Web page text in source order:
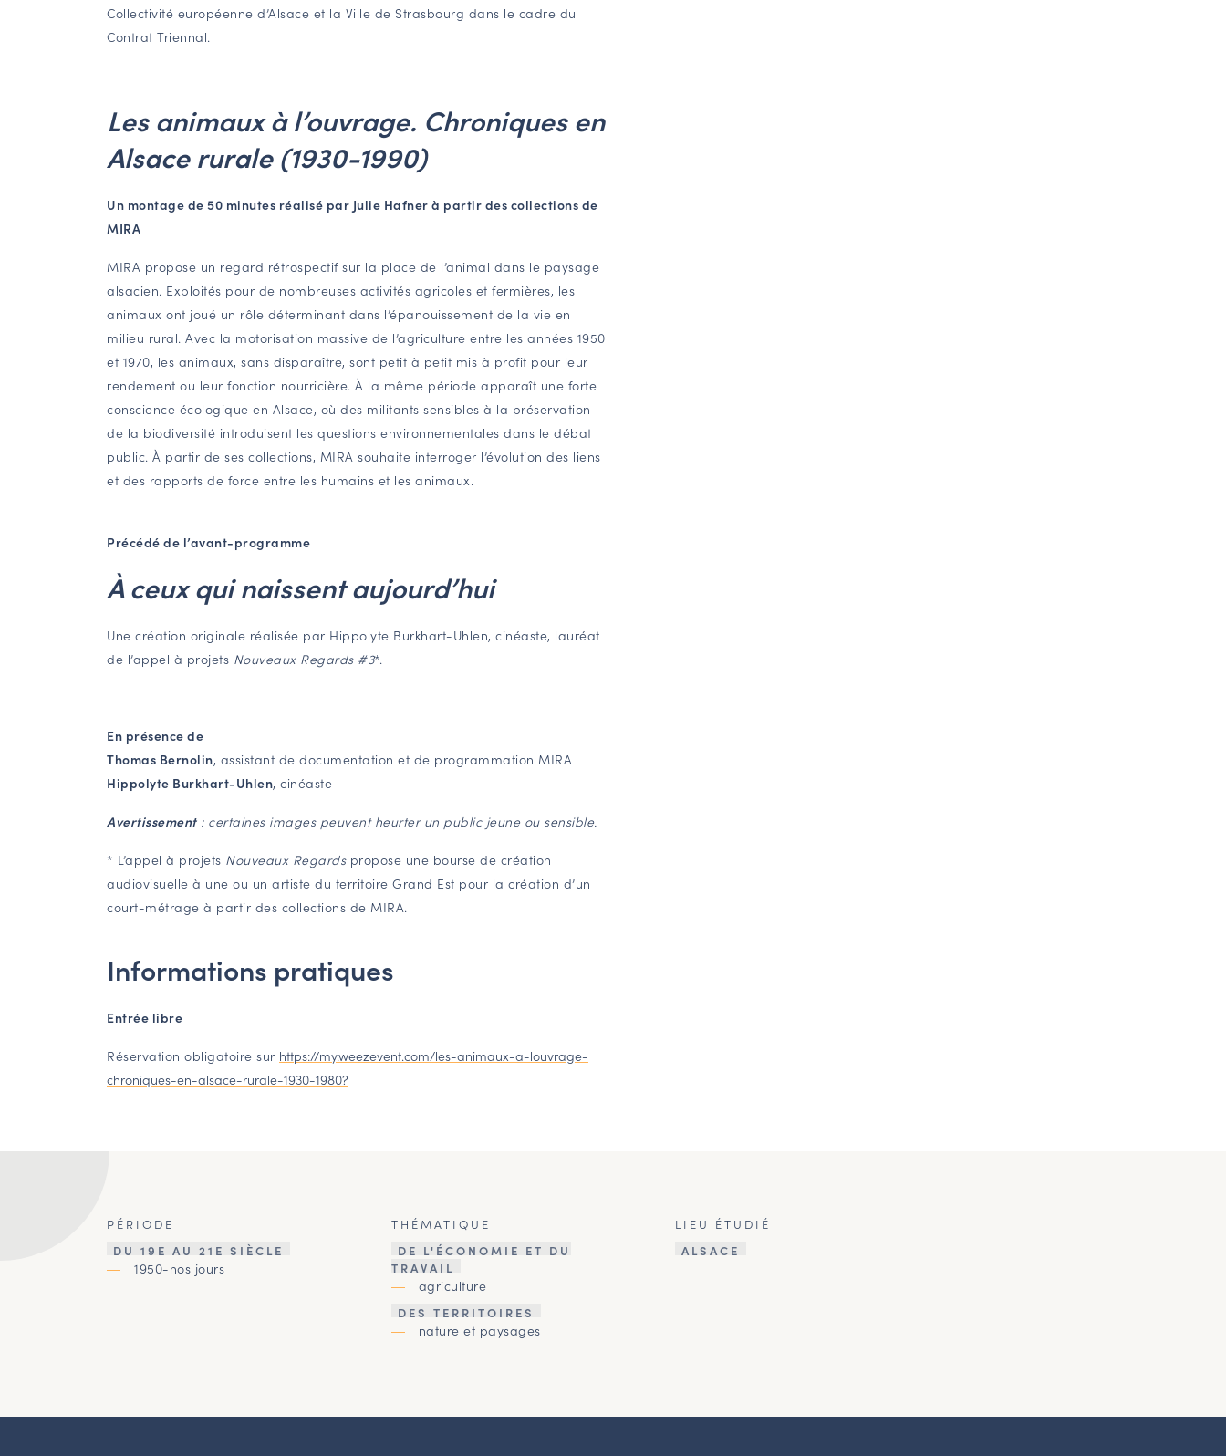
Collectivité européenne d’Alsace et la Ville de Strasbourg dans le cadre du
Contrat Triennal.
Les animaux à l’ouvrage. Chroniques en
Alsace rurale (1930-1990)
Un montage de 50 minutes réalisé par Julie Hafner à partir des collections de
MIRA
MIRA propose un regard rétrospectif sur la place de l’animal dans le paysage
alsacien. Exploités pour de nombreuses activités agricoles et fermières, les
animaux ont joué un rôle déterminant dans l’épanouissement de la vie en
milieu rural. Avec la motorisation massive de l’agriculture entre les années 1950
et 1970, les animaux, sans disparaître, sont petit à petit mis à profit pour leur
rendement ou leur fonction nourricière. À la même période apparaît une forte
conscience écologique en Alsace, où des militants sensibles à la préservation
de la biodiversité introduisent les questions environnementales dans le débat
public. À partir de ses collections, MIRA souhaite interroger l’évolution des liens
et des rapports de force entre les humains et les animaux.
Précédé de l’avant-programme
À ceux qui naissent aujourd’hui
Une création originale réalisée par Hippolyte Burkhart-Uhlen, cinéaste, lauréat
de l’appel à projets Nouveaux Regards #3*.
En présence de
Thomas Bernolin, assistant de documentation et de programmation MIRA
Hippolyte Burkhart-Uhlen, cinéaste
Avertissement: certaines images peuvent heurter un public jeune ou sensible.
* L’appel à projets Nouveaux Regardspropose une bourse de création
audiovisuelle à une ou un artiste du territoire Grand Est pour la création d’un
court-métrage à partir des collections de MIRA.
Informations pratiques
Entrée libre
Réservation obligatoire sur https://my.weezevent.com/les-animaux-a-louvrage-
chroniques-en-alsace-rurale-1930-1980?
PÉRIODE
DU 19E AU 21E SIÈCLE
1950-nos jours
THÉMATIQUE
DE L'ÉCONOMIE ET DU
TRAVAIL
agriculture
DES TERRITOIRES
nature et paysages
LIEU ÉTUDIÉ
ALSACE